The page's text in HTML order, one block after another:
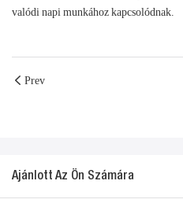
valódi napi munkához kapcsolódnak.
Prev
Ajánlott Az Ön Számára